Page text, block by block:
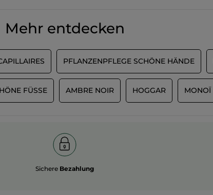
Mehr entdecken
PFLANZENPFLEGE SCHÖNE HÄNDE
FÜSSE AMBRE NOIR HOGGAR MONOÏ
Sichere Bezahlung